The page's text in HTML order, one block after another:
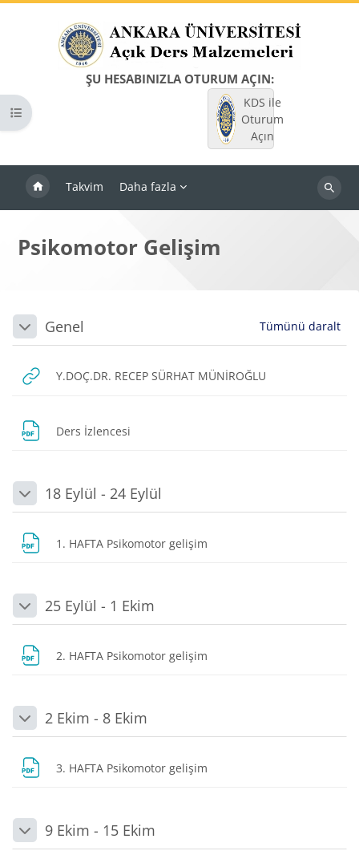
ŞU HESABINIZLA OTURUM AÇIN:
KDS ile
Oturum
Açın
Takvim Daha fazla
Dersleri
Kurs dizinini aç
Psikomotor Gelişim
Bloklar
Bölüm anahatları
DaraltGenel Tümünü daralt
Y.DOÇ.DR. RECEP SÜRHAT MÜNİROĞLU
Ders İzlencesi
Daralt18 Eylül - 24 Eylül
1. HAFTA Psikomotor gelişim
Daralt25 Eylül - 1 Ekim
2. HAFTA Psikomotor gelişim
Daralt2 Ekim - 8 Ekim
3. HAFTA Psikomotor gelişim
Daralt9 Ekim - 15 Ekim